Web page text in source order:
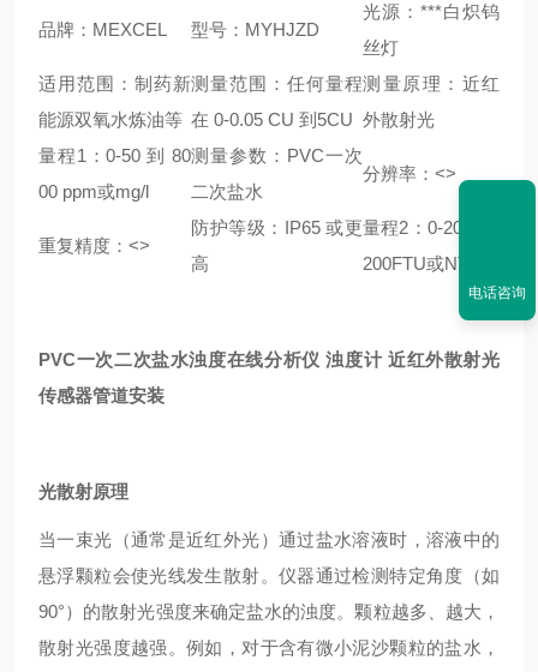
品牌：MEXCEL 型号：MYHJZD
光源：***白炽钨
丝灯
适用范围：制药新
能源双氧水炼油等
测量范围：任何量程
在 0-0.05 CU 到5CU
测量原理：近红
外散射光
量程1：0-50 到 80
00 ppm或mg/l
测量参数：PVC一次
二次盐水
分辨率：<>
重复精度：<>
防护等级：IP65 或更
高
量程2：0-20 到8,
200FTU或NTU
PVC一次二次盐水浊度在线分析仪 浊度计 近红外散射光
传感器管道安装
光散射原理
当一束光（通常是近红外光）通过盐水溶液时，溶液中的
悬浮颗粒会使光线发生散射。仪器通过检测特定角度（如
90°）的散射光强度来确定盐水的浊度。颗粒越多、越大，
散射光强度越强。例如，对于含有微小泥沙颗粒的盐水，
电话咨询